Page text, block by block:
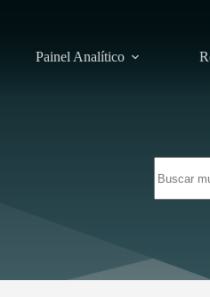
Painel Analítico
resultados